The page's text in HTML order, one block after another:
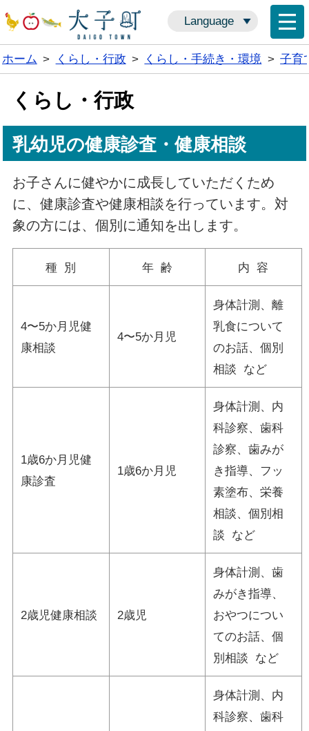
Language
ホーム > くらし・行政 > くらし・手続き・環境 > 子育
くらし・行政
乳幼児の健康診査・健康相談
お子さんに健やかに成長していただくため
に、健康診査や健康相談を行っています。対
象の方には、個別に通知を出します。
種 別 年 齢 内 容
4〜5か月児健
康相談
4〜5か月児
身体計測、離
乳食について
のお話、個別
相談 など
1歳6か月児健
康診査
1歳6か月児
身体計測、内
科診察、歯科
診察、歯みが
き指導、フッ
素塗布、栄養
相談、個別相
談 など
2歳児健康相談 2歳児
身体計測、歯
みがき指導、
おやつについ
てのお話、個
別相談 など
身体計測、内
科診察、歯科